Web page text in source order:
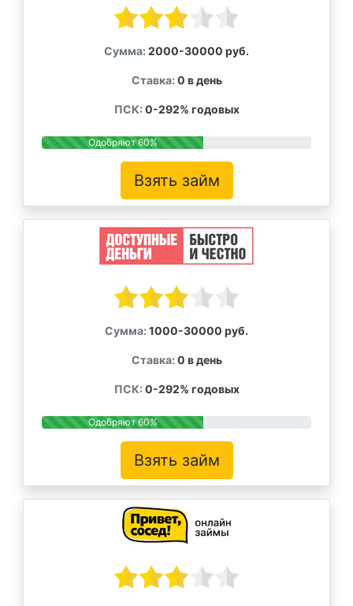
Сумма: 2000-30000 руб.
Ставка: 0 в день
ПСК: 0-292% годовых
Одобряют 60%
Взять займ
Сумма: 1000-30000 руб.
Ставка: 0 в день
ПСК: 0-292% годовых
Одобряют 60%
Взять займ